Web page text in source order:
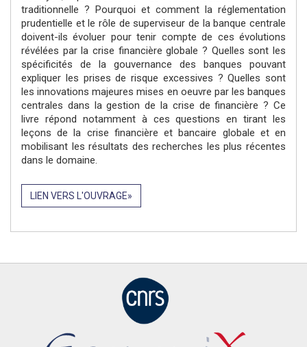
traditionnelle ? Pourquoi et comment la réglementation
prudentielle et le rôle de superviseur de la banque centrale
doivent-ils évoluer pour tenir compte de ces évolutions
révélées par la crise financière globale ? Quelles sont les
spécificités de la gouvernance des banques pouvant
expliquer les prises de risque excessives ? Quelles sont
les innovations majeures mises en oeuvre par les banques
centrales dans la gestion de la crise de financière ? Ce
livre répond notamment à ces questions en tirant les
leçons de la crise financière et bancaire globale et en
mobilisant les résultats des recherches les plus récentes
dans le domaine.
LIEN VERS L'OUVRAGE